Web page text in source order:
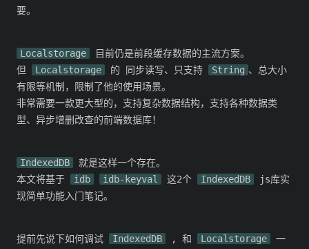
要。
Localstorage
目前仍是前段缓存数据的主流方案。
但
Localstorage 的 同步读写、只支持 String 、总大小
有限等机制，限制了他的使用场景。
非常需要一款更大型的，支持复杂数据结构，支持各种数据类
型、异步增删改查的前端数据库！
IndexedDB
就是这样一个存在。
本文将基于
idb idb-keyval 这2个 IndexedDB
js库实
现简单功能入门笔记。
提前先说下如何调试 IndexedDB , 和 Localstorage
一